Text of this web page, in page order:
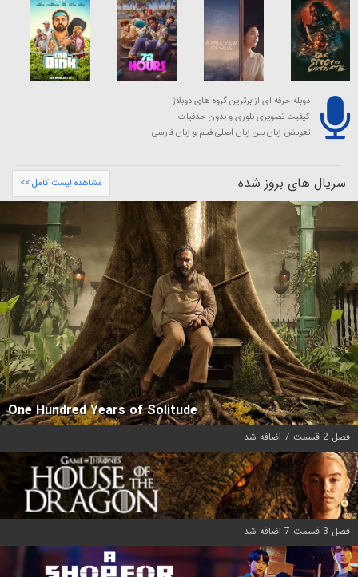
دوبله حرفه ای از برترین گروه های دوبلاژ
کیفیت تصویری بلوری و بدون حذفیات
تعویض زبان بین زبان اصلی فیلم و زبان فارسی
سریال های بروز شده مشاهده لیست کامل >>
One Hundred Years of Solitude
فصل 2 قسمت 7 اضافه شد
فصل 3 قسمت 7 اضافه شد